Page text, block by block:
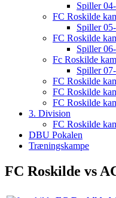
Spiller
FC Roskilde
Spiller
FC Roskilde
Spiller
Fc Roskilde
Spiller
FC Roskilde
FC Roskilde
FC Roskilde
3. Division
FC Roskilde
DBU Pokalen
Træningskampe
FC Roskilde vs